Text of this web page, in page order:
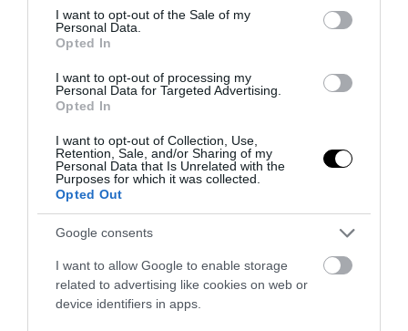
consent section.
I want to opt-out of the Sale of my
Personal Data.
Opted In
I want to opt-out of processing my
Personal Data for Targeted Advertising.
Opted In
I want to opt-out of Collection, Use,
Retention, Sale, and/or Sharing of my
Personal Data that Is Unrelated with the
Purposes for which it was collected.
Opted Out
Google consents
I want to allow Google to enable storage
related to advertising like cookies on web or
device identifiers in apps.
30
MEGOSZTÁS